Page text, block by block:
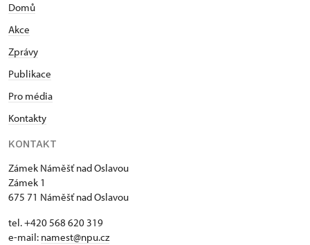
Domů
Akce
Zprávy
Publikace
Pro média
Kontakty
KONTAKT
Zámek Náměšť nad Oslavou
Zámek 1
675 71 Náměšť nad Oslavou
tel. +420 568 620 319
e-mail: namest@npu.cz